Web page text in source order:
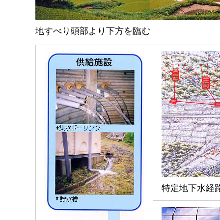
地すべり頭部より下方を臨む
特定地下水経